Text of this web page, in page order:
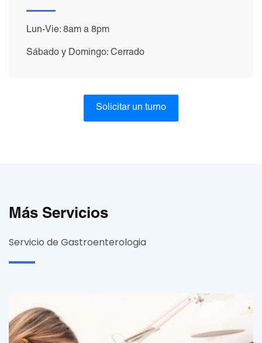
Lun-Vie: 8am a 8pm
Sábado y Domingo: Cerrado
Solicitar un turno
Más Servicios
Servicio de Gastroenterologia